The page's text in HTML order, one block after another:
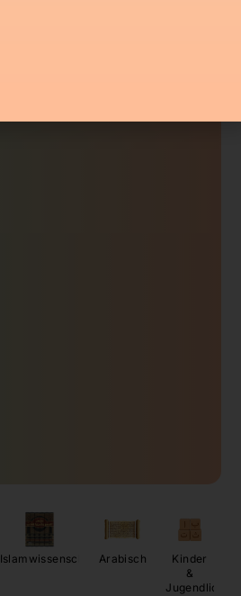
IslamwissenschaftenArabisch
Kinder
&
Jugendliche